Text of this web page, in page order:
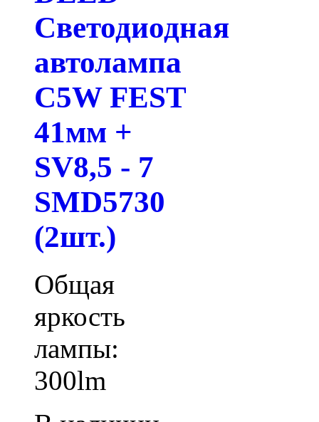
Светодиодная
автолампа
C5W FEST
41мм +
SV8,5 - 7
SMD5730
(2шт.)
Общая
яркость
лампы:
300lm